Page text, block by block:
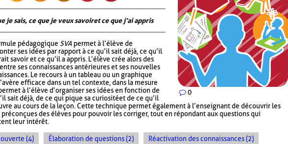
0
je sais, ce que je veux savoir et ce que j’ai appris
pédagogique SVA permet à l’élève de
ses idées par rapport à ce qu’il sait déjà, ce qu’il
savoir et ce qu’il a appris. L’élève crée alors des
ses connaissances antérieures et ses nouvelles
Le recours à un tableau ou un graphique
efficace dans un tel contexte, dans la mesure
à l’élève d’organiser ses idées en fonction de
sait déjà, de ce qui pique sa curiosité et de ce qu’il
au cours de la leçon. Cette technique permet également à l’enseignant de découvrir les
préconçues des élèves pour pouvoir les corriger, tout en répondant aux questions qui
leur intérêt.
(4) Élaboration de questions (2) Réactivation des connaissances (2)